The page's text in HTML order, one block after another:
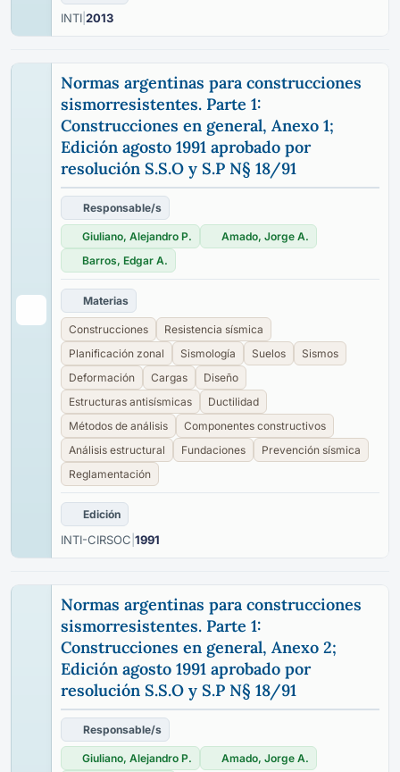
INTI 2013
Normas argentinas para construcciones
sismorresistentes. Parte 1:
Construcciones en general, Anexo 1;
Edición agosto 1991 aprobado por
resolución S.S.O y S.P N§ 18/91
Responsable/s
Giuliano, Alejandro P.
Amado, Jorge A.
Barros, Edgar A.
Materias
Construcciones
Resistencia sísmica
Planificación zonal
Sismología Suelos
Sismos
Deformación
Cargas
Diseño
Estructuras antisísmicas
Ductilidad
Métodos de análisis
Componentes constructivos
Análisis estructural
Fundaciones
Prevención sísmica
Reglamentación
Edición
INTI-CIRSOC 1991
Normas argentinas para construcciones
sismorresistentes. Parte 1:
Construcciones en general, Anexo 2;
Edición agosto 1991 aprobado por
resolución S.S.O y S.P N§ 18/91
Responsable/s
Giuliano, Alejandro P. Amado, Jorge A.